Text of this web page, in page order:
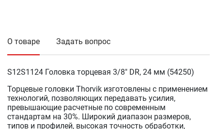
О товаре Задать вопрос
S12S1124 Головка торцевая 3/8" DR, 24 мм (54250)
Торцевые головки Thorvik изготовлены с применением
технологий, позволяющих передавать усилия,
превышающие расчетные по современным
стандартам на 30%. Широкий диапазон размеров,
типов и профилей, высокая точность обработки,